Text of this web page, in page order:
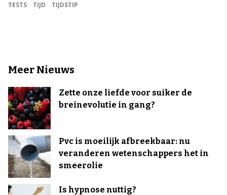
TESTS
TIJD TIJDSTIP
Meer Nieuws
Zette onze liefde voor suiker de
breinevolutie in gang?
Pvc is moeilijk afbreekbaar: nu
veranderen wetenschappers het in
smeerolie
Is hypnose nuttig?